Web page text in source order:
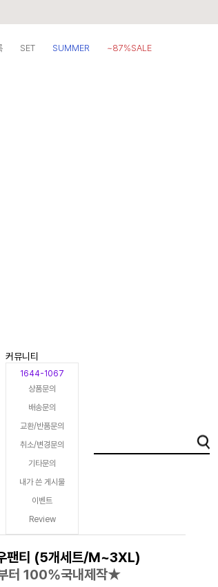
SET SUMMER
~87%SALE
커뮤니티
1644-1067
상품문의
배송문의
교환/반품문의
취소/변경문의
기타문의
내가 쓴 게시물
이벤트
Review
팬티 (5개세트/M~3XL)
터 100%국내제작★